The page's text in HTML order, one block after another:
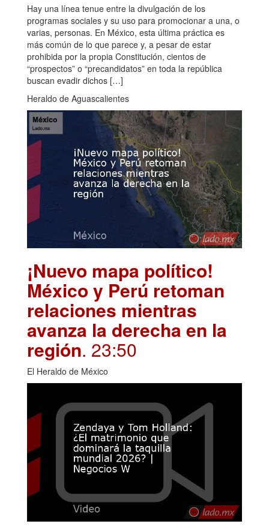
Hay una línea tenue entre la divulgación de los
programas sociales y su uso para promocionar a una, o
varias, personas. En México, esta última práctica es
más común de lo que parece y, a pesar de estar
prohibida por la propia Constitución, cientos de
“prospectos” o “precandidatos” en toda la república
buscan evadir dichos […]
Heraldo de Aguascalientes
¡Nuevo mapa político!
México y Perú retoman
relaciones mientras
avanza la derecha en la
región. 23:50
El Heraldo de México